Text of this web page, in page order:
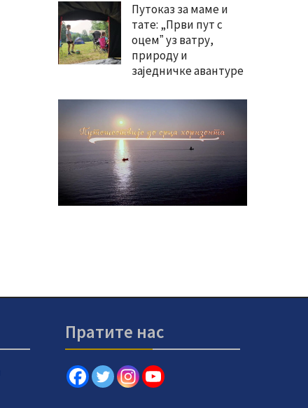
Путоказ за маме и
тате: „Први пут с
оцемˮ уз ватру,
природу и
заједничке авантуре
Пратите нас